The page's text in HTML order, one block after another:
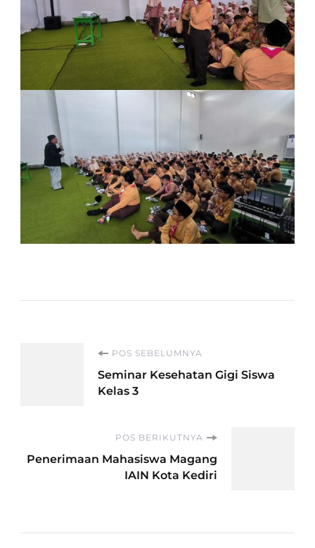
Navigasi
Artikel
POS SEBELUMNYA
Seminar Kesehatan Gigi Siswa
Kelas 3
POS BERIKUTNYA
Penerimaan Mahasiswa Magang
IAIN Kota Kediri